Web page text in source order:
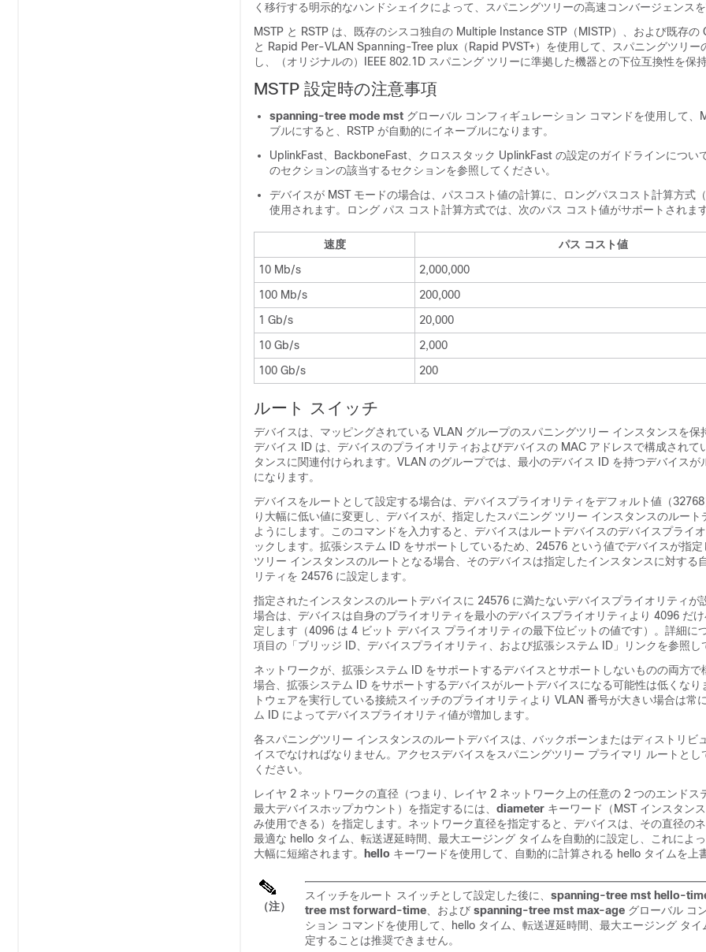
く移行する明示的なハンドシェイクによって、スパニングツリーの高速コンバージェンスを
MSTP と RSTP は、既存のシスコ独自の Multiple Instance STP（MISTP）、および既存の
と Rapid Per-VLAN Spanning-Tree plux（Rapid PVST+）を使用して、スパニングツリー
し、（オリジナルの）IEEE 802.1D スパニング ツリーに準拠した機器との下位互換性を保持
MSTP 設定時の注意事項
spanning-tree mode mst グローバル コンフィギュレーション コマンドを使用して、
ブルにすると、RSTP が自動的にイネーブルになります。
UplinkFast、BackboneFast、クロススタック UplinkFast の設定のガイドラインについ
のセクションの該当するセクションを参照してください。
デバイスが MST モードの場合は、パスコスト値の計算に、ロングパスコスト計算方式
使用されます。ロング パス コスト計算方式では、次のパス コスト値がサポートされます
速度
パス コスト値
10 Mb/s
2,000,000
100 Mb/s
200,000
1 Gb/s
20,000
10 Gb/s
2,000
100 Gb/s
200
ルート スイッチ
デバイスは、マッピングされている VLAN グループのスパニングツリー インスタンスを保
デバイス ID は、デバイスのプライオリティおよびデバイスの MAC アドレスで構成されて
タンスに関連付けられます。VLAN のグループでは、最小のデバイス ID を持つデバイスが
になります。
デバイスをルートとして設定する場合は、デバイスプライオリティをデフォルト値（32768
り大幅に低い値に変更し、デバイスが、指定したスパニング ツリー インスタンスのルート
ようにします。このコマンドを入力すると、デバイスはルートデバイスのデバイスプライ
ックします。拡張システム ID をサポートしているため、24576 という値でデバイスが指
ツリー インスタンスのルートとなる場合、そのデバイスは指定したインスタンスに対する
リティを 24576 に設定します。
指定されたインスタンスのルートデバイスに 24576 に満たないデバイスプライオリティが
場合は、デバイスは自身のプライオリティを最小のデバイスプライオリティより 4096 だ
定します（4096 は 4 ビット デバイス プライオリティの最下位ビットの値です）。詳細に
項目の「ブリッジ ID、デバイスプライオリティ、および拡張システム ID」リンクを参照し
ネットワークが、拡張システム ID をサポートするデバイスとサポートしないものの両方で
場合、拡張システム ID をサポートするデバイスがルートデバイスになる可能性は低くなり
トウェアを実行している接続スイッチのプライオリティより VLAN 番号が大きい場合は常
ム ID によってデバイスプライオリティ値が増加します。
各スパニングツリー インスタンスのルートデバイスは、バックボーンまたはディストリビ
イスでなければなりません。アクセスデバイスをスパニングツリー プライマリ ルートとし
ください。
レイヤ 2 ネットワークの直径（つまり、レイヤ 2 ネットワーク上の任意の 2 つのエンドス
最大デバイスホップカウント）を指定するには、 diameter キーワード（MST インスタン
み使用できる）を指定します。ネットワーク直径を指定すると、デバイスは、その直径の
最適な hello タイム、転送遅延時間、最大エージング タイムを自動的に設定し、これによ
大幅に短縮されます。
hello キーワードを使用して、自動的に計算される hello タイムを上
（注）
スイッチをルート スイッチとして設定した後に、 spanning-tree mst hello-
tree mst forward-time 、および spanning-tree mst max-age グローバル コ
ション コマンドを使用して、hello タイム、転送遅延時間、最大エージング タイ
定することは推奨できません。